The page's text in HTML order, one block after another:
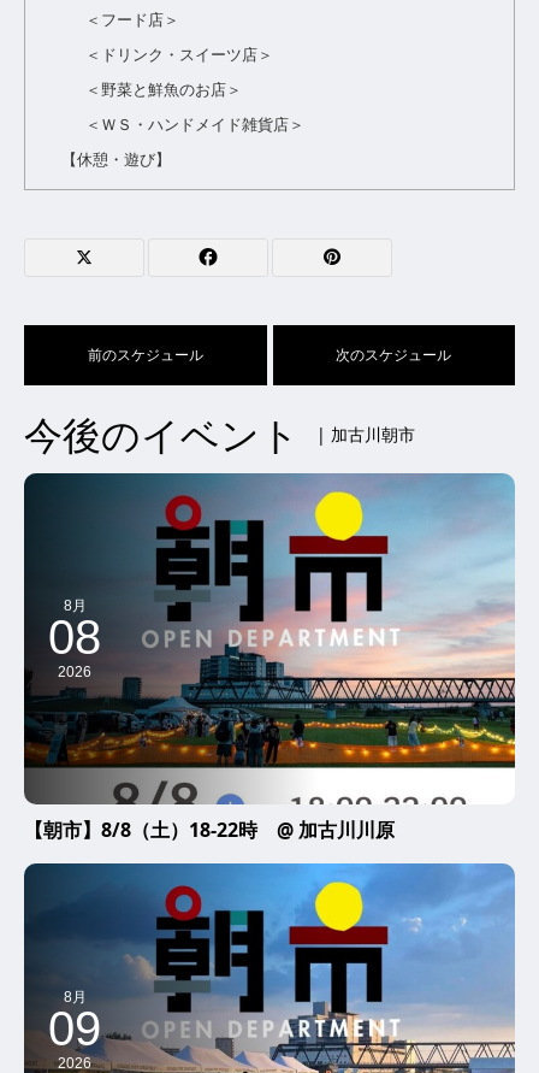
＜フード店＞
＜ドリンク・スイーツ店＞
＜野菜と鮮魚のお店＞
＜ＷＳ・ハンドメイド雑貨店＞
【休憩・遊び】
前のスケジュール 次のスケジュール
今後のイベント | 加古川朝市
8月
08
2026
【朝市】8/8（土）18-22時 @ 加古川川原
8月
09
2026